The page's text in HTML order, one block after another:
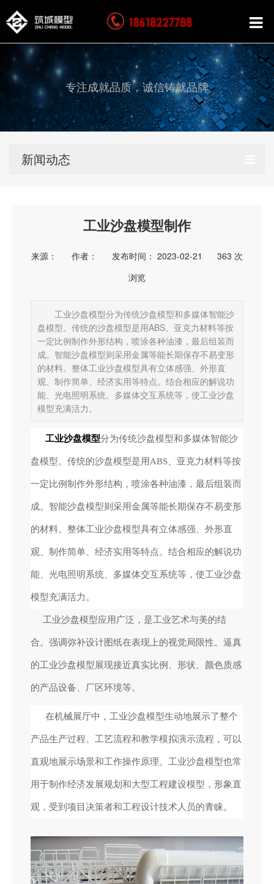
专注成就品质，诚信铸就品牌
新闻动态
工业沙盘模型制作
来源： 作者： 发布时间： 2023-02-21 363 次
浏览
工业沙盘模型分为传统沙盘模型和多媒体智能沙
盘模型。传统的沙盘模型是用ABS、亚克力材料等按
一定比例制作外形结构，喷涂各种油漆，最后组装而
成。智能沙盘模型则采用金属等能长期保存不易变形
的材料。整体工业沙盘模型具有立体感强、外形直
观、制作简单、经济实用等特点。结合相应的解说功
能、光电照明系统、多媒体交互系统等，使工业沙盘
模型充满活力。
工业沙盘模型分为传统沙盘模型和多媒体智能沙
盘模型。传统的沙盘模型是用ABS、亚克力材料等按
一定比例制作外形结构，喷涂各种油漆，最后组装而
成。智能沙盘模型则采用金属等能长期保存不易变形
的材料。整体工业沙盘模型具有立体感强、外形直
观、制作简单、经济实用等特点。结合相应的解说功
能、光电照明系统、多媒体交互系统等，使工业沙盘
模型充满活力。
工业沙盘模型应用广泛，是工业艺术与美的结
合。强调弥补设计图纸在表现上的视觉局限性。逼真
的工业沙盘模型展现接近真实比例、形状、颜色质感
的产品设备、厂区环境等。
在机械展厅中，工业沙盘模型生动地展示了整个
产品生产过程、工艺流程和教学模拟演示流程，可以
直观地展示场景和工作操作原理。工业沙盘模型也常
用于制作经济发展规划和大型工程建设模型，形象直
观，受到项目决策者和工程设计技术人员的青睐。